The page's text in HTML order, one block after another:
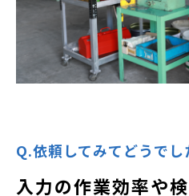
Q.依頼してみてどうでし
入力の作業効率や